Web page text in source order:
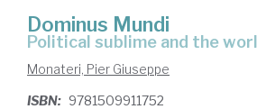
Dominus Mundi
political sublime and the
Monateri, Pier Giuseppe
ISBN: 9781509911752